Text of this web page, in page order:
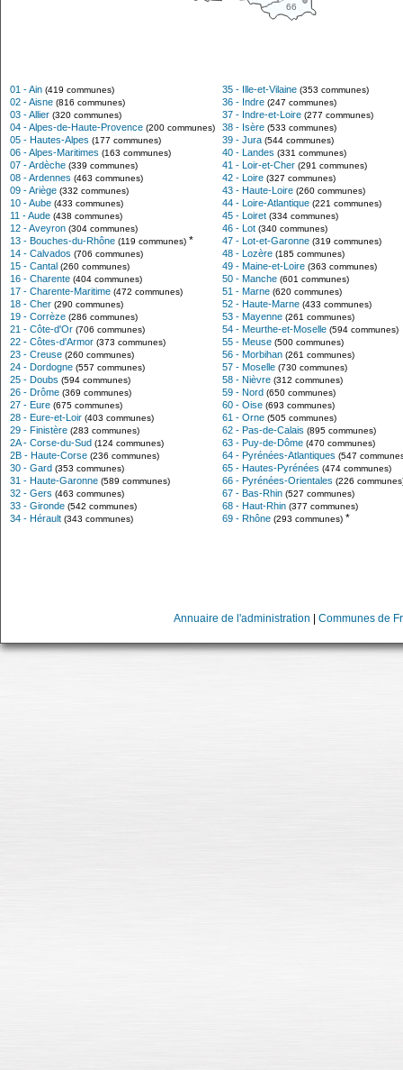
66
01 - Ain (419 communes)
02 - Aisne (816 communes)
03 - Allier (320 communes)
04 - Alpes-de-Haute-Provence (200 communes)
05 - Hautes-Alpes (177 communes)
06 - Alpes-Maritimes (163 communes)
07 - Ardèche (339 communes)
08 - Ardennes (463 communes)
09 - Ariège (332 communes)
10 - Aube (433 communes)
11 - Aude (438 communes)
12 - Aveyron (304 communes)
13 - Bouches-du-Rhône (119 communes) *
14 - Calvados (706 communes)
15 - Cantal (260 communes)
16 - Charente (404 communes)
17 - Charente-Maritime (472 communes)
18 - Cher (290 communes)
19 - Corrèze (286 communes)
21 - Côte-d'Or (706 communes)
22 - Côtes-d'Armor (373 communes)
23 - Creuse (260 communes)
24 - Dordogne (557 communes)
25 - Doubs (594 communes)
26 - Drôme (369 communes)
27 - Eure (675 communes)
28 - Eure-et-Loir (403 communes)
29 - Finistère (283 communes)
2A - Corse-du-Sud (124 communes)
2B - Haute-Corse (236 communes)
30 - Gard (353 communes)
31 - Haute-Garonne (589 communes)
32 - Gers (463 communes)
33 - Gironde (542 communes)
34 - Hérault (343 communes)
35 - Ille-et-Vilaine (353 communes)
36 - Indre (247 communes)
37 - Indre-et-Loire (277 communes)
38 - Isère (533 communes)
39 - Jura (544 communes)
40 - Landes (331 communes)
41 - Loir-et-Cher (291 communes)
42 - Loire (327 communes)
43 - Haute-Loire (260 communes)
44 - Loire-Atlantique (221 communes)
45 - Loiret (334 communes)
46 - Lot (340 communes)
47 - Lot-et-Garonne (319 communes)
48 - Lozère (185 communes)
49 - Maine-et-Loire (363 communes)
50 - Manche (601 communes)
51 - Marne (620 communes)
52 - Haute-Marne (433 communes)
53 - Mayenne (261 communes)
54 - Meurthe-et-Moselle (594 communes)
55 - Meuse (500 communes)
56 - Morbihan (261 communes)
57 - Moselle (730 communes)
58 - Nièvre (312 communes)
59 - Nord (650 communes)
60 - Oise (693 communes)
61 - Orne (505 communes)
62 - Pas-de-Calais (895 communes)
63 - Puy-de-Dôme (470 communes)
64 - Pyrénées-Atlantiques (547
65 - Hautes-Pyrénées (474 communes)
66 - Pyrénées-Orientales (226
67 - Bas-Rhin (527 communes)
68 - Haut-Rhin (377 communes)
69 - Rhône (293 communes) *
Annuaire de l'administration Communes de